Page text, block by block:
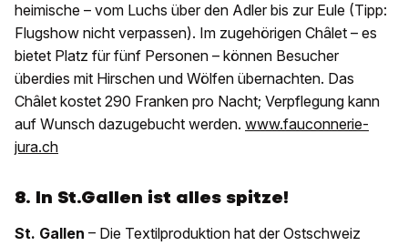
heimische – vom Luchs über den Adler bis zur Eule (Tipp:
Flugshow nicht verpassen). Im zugehörigen Châlet – es
bietet Platz für fünf Personen – können Besucher
überdies mit Hirschen und Wölfen übernachten. Das
Châlet kostet 290 Franken pro Nacht; Verpflegung kann
auf Wunsch dazugebucht werden. www.fauconnerie-
jura.ch
8. In St.Gallen ist alles spitze!
St. Gallen – Die Textilproduktion hat der Ostschweiz